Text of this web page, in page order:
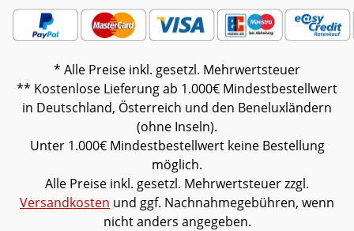
* Alle Preise inkl. gesetzl. Mehrwertsteuer
** Kostenlose Lieferung ab 1.000€ Mindestbestellwert
in Deutschland, Österreich und den Beneluxländern
(ohne Inseln).
Unter 1.000€ Mindestbestellwert keine Bestellung
möglich.
Alle Preise inkl. gesetzl. Mehrwertsteuer zzgl.
Versandkosten und ggf. Nachnahmegebühren, wenn
nicht anders angegeben.